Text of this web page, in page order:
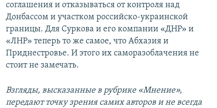
соглашения и отказываться от контроля над
Донбассом и участком российско-украинской
границы. Для Суркова и его компании «ДНР» и
«ЛНР» теперь то же самое, что Абхазия и
Приднестровье. И этого их саморазоблачения не
стоит не замечать.
Взгляды, высказанные в рубрике «Мнение»,
передают точку зрения самих авторов и не всегда